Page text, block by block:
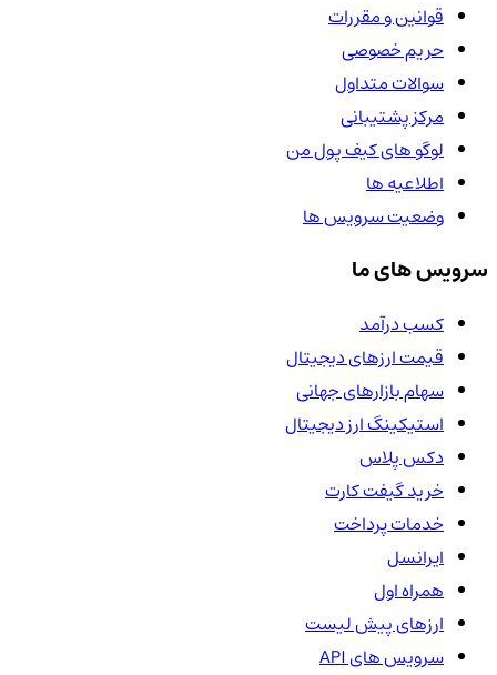
قوانین و مقررات
حریم خصوصی
سوالات متداول
مرکز پشتیبانی
لوگو های کیف پول من
اطلاعیه ها
وضعیت سرویس ها
سرویس های ما
کسب درآمد
قیمت ارزهای دیجیتال
سهام بازارهای جهانی
استیکینگ ارز دیجیتال
دکس پلاس
خرید گیفت کارت
خدمات پرداخت
ایرانسل
همراه اول
ارزهای پیش لیست
سرویس های API